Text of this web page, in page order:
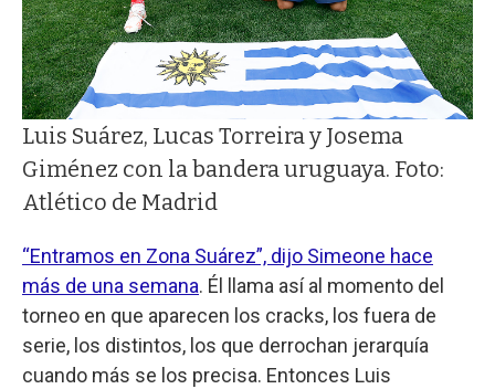
Luis Suárez, Lucas Torreira y Josema
Giménez con la bandera uruguaya. Foto:
Atlético de Madrid
“Entramos en Zona Suárez”, dijo Simeone hace
más de una semana. Él llama así al momento del
torneo en que aparecen los cracks, los fuera de
serie, los distintos, los que derrochan jerarquía
cuando más se los precisa. Entonces Luis